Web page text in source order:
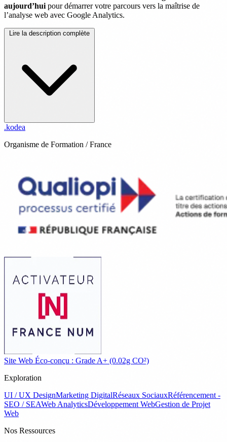
aujourd’hui pour démarrer votre parcours vers la maîtrise de
l’analyse web avec Google Analytics.
Lire la description complète
.kodea
Organisme de Formation / France
Site Web Éco-conçu : Grade A+ (0.02g CO²)
Exploration
UI / UX DesignMarketing DigitalRéseaux SociauxRéférencement -
SEO / SEAWeb AnalyticsDéveloppement WebGestion de Projet
Web
Nos Ressources